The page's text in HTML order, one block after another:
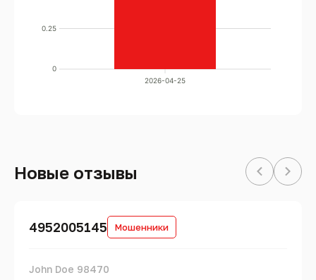
0
0.25
2026-04-25
Новые отзывы
4952005145 Мошенники
John Doe 98470